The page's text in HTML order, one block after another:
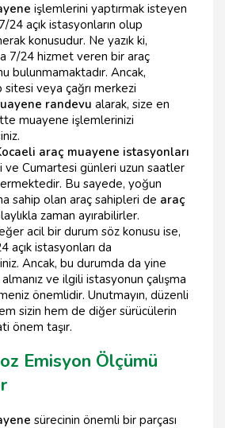
işlemlerini yaptırmak isteyen
24 açık istasyonların olup
konusudur. Ne yazık ki,
7/24 hizmet veren bir araç
bulunmamaktadır. Ancak,
veya çağrı merkezi
randevu alarak, size en
muayene işlemlerinizi
araç muayene istasyonları
Cumartesi günleri uzun saatler
Bu sayede, yoğun
sahip olan araç sahipleri de araç
zaman ayırabilirler.
acil bir durum söz konusu ise,
açık istasyonları da
Ancak, bu durumda da yine
ve ilgili istasyonun çalışma
önemlidir. Unutmayın, düzenli
sizin hem de diğer sürücülerin
önem taşır.
Emisyon Ölçümü
sürecinin önemli bir parçası